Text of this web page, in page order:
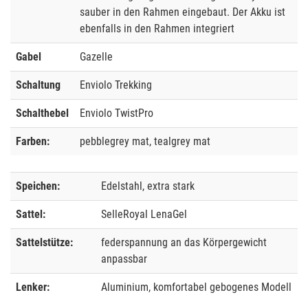
sauber in den Rahmen eingebaut. Der Akku ist
ebenfalls in den Rahmen integriert
Gabel Gazelle
Schaltung Enviolo Trekking
Schalthebel Enviolo TwistPro
Farben: pebblegrey mat, tealgrey mat
Speichen: Edelstahl, extra stark
Sattel: SelleRoyal LenaGel
Sattelstütze:
federspannung an das Körpergewicht
anpassbar
Lenker: Aluminium, komfortabel gebogenes Modell